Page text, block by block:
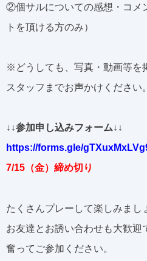
②個サルについての感想・コメ
トを頂ける方のみ）
※どうしても、写真・動画等を
スタッフまでお声かけください。
↓↓参加申し込みフォーム↓↓
https://forms.gle/
7/15（金）締め切り
たくさんプレーして楽しみまし
お友達とお誘い合わせも大歓迎
奮ってご参加ください。